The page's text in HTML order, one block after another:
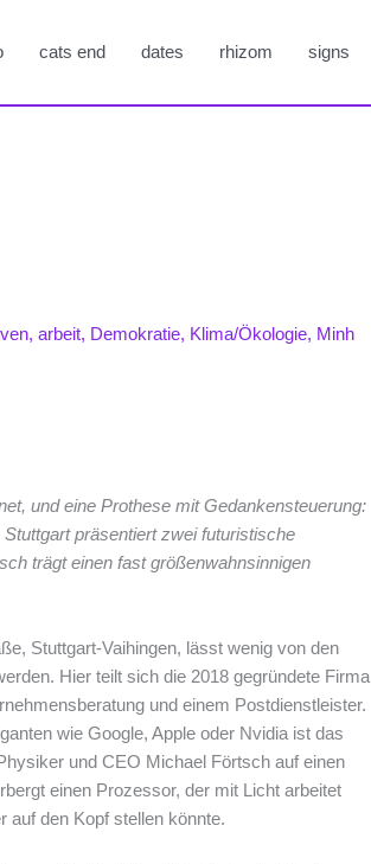
cats end dates rhizom signs
,arbeit, Demokratie, Klima/Ökologie, Minh
und eine Prothese mit Gedankensteuerung:
präsentiert zwei futuristische
trägt einen fast größenwahnsinnigen
Stuttgart-Vaihingen, lässt wenig von den
Hier teilt sich die 2018 gegründete Firma
und einem Postdienstleister.
wie Google, Apple oder Nvidia ist das
und CEO Michael Förtsch auf einen
einen Prozessor, der mit Licht arbeitet
auf den Kopf stellen könnte.